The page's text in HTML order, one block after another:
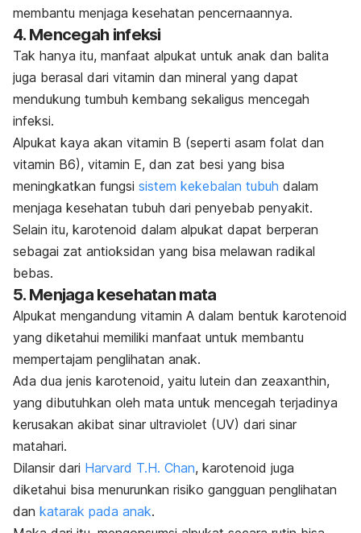
membantu menjaga kesehatan pencernaannya.
4. Mencegah infeksi
Tak hanya itu, manfaat alpukat untuk anak dan balita
juga berasal dari vitamin dan mineral yang dapat
mendukung tumbuh kembang sekaligus mencegah
infeksi.
Alpukat kaya akan vitamin B (seperti asam folat dan
vitamin B6), vitamin E, dan zat besi yang bisa
meningkatkan fungsi sistem kekebalan tubuh dalam
menjaga kesehatan tubuh dari penyebab penyakit.
Selain itu, karotenoid dalam alpukat dapat berperan
sebagai zat antioksidan yang bisa melawan radikal
bebas.
5. Menjaga kesehatan mata
Alpukat mengandung vitamin A dalam bentuk karotenoid
yang diketahui memiliki manfaat untuk membantu
mempertajam penglihatan anak.
Ada dua jenis karotenoid, yaitu lutein dan zeaxanthin,
yang dibutuhkan oleh mata untuk mencegah terjadinya
kerusakan akibat sinar ultraviolet (UV) dari sinar
matahari.
Dilansir dari Harvard T.H. Chan, karotenoid juga
diketahui bisa menurunkan risiko gangguan penglihatan
dan katarak pada anak.